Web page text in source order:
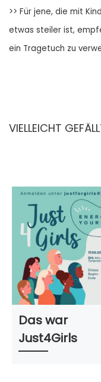
>> Für jene, die mit
etwas steiler ist,
ein Tragetuch zu
VIELLEICHT
Das war
Just4Girls